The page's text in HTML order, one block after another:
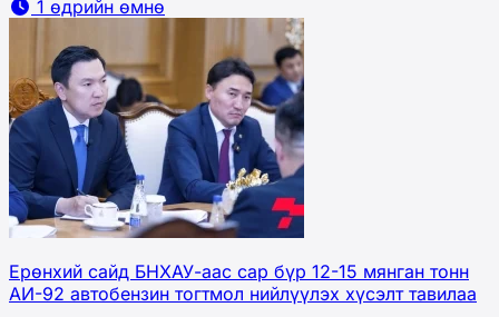
1 өдрийн өмнө
Ерөнхий сайд БНХАУ-аас сар бүр 12-15 мянган тонн
АИ-92 автобензин тогтмол нийлүүлэх хүсэлт тавилаа